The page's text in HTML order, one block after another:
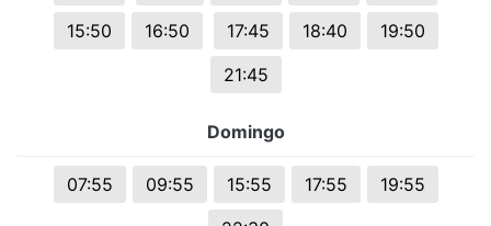
15:50
16:50 17:45 18:40
19:50
21:45
Domingo
07:55 09:55 15:55 17:55
19:55